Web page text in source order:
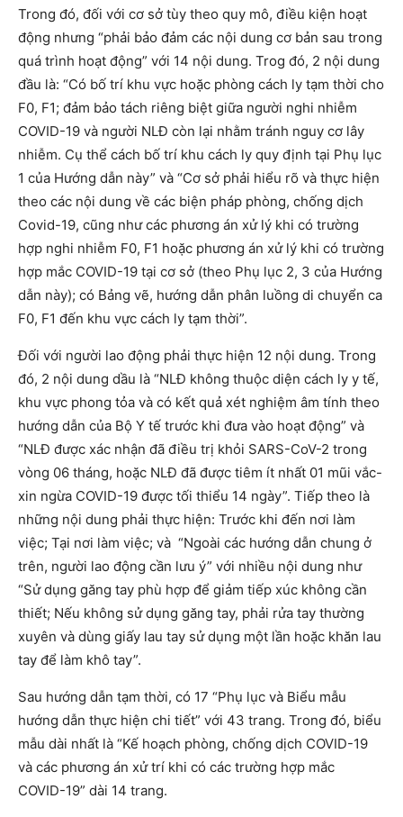
Trong đó, đối với cơ sở tùy theo quy mô, điều kiện hoạt
động nhưng “phải bảo đảm các nội dung cơ bản sau trong
quá trình hoạt động” với 14 nội dung. Trog đó, 2 nội dung
đầu là: “Có bố trí khu vực hoặc phòng cách ly tạm thời cho
F0, F1; đảm bảo tách riêng biệt giữa người nghi nhiễm
COVID-19 và người NLĐ còn lại nhằm tránh nguy cơ lây
nhiễm. Cụ thể cách bố trí khu cách ly quy định tại Phụ lục
1 của Hướng dẫn này” và “Cơ sở phải hiểu rõ và thực hiện
theo các nội dung về các biện pháp phòng, chống dịch
Covid-19, cũng như các phương án xử lý khi có trường
hợp nghi nhiễm F0, F1 hoặc phương án xử lý khi có trường
hợp mắc COVID-19 tại cơ sở (theo Phụ lục 2, 3 của Hướng
dẫn này); có Bảng vẽ, hướng dẫn phân luồng di chuyển ca
F0, F1 đến khu vực cách ly tạm thời”.
Đối với người lao động phải thực hiện 12 nội dung. Trong
đó, 2 nội dung dầu là “NLĐ không thuộc diện cách ly y tế,
khu vực phong tỏa và có kết quả xét nghiệm âm tính theo
hướng dẫn của Bộ Y tế trước khi đưa vào hoạt động” và
“NLĐ được xác nhận đã điều trị khỏi SARS-CoV-2 trong
vòng 06 tháng, hoặc NLĐ đã được tiêm ít nhất 01 mũi vắc-
xin ngừa COVID-19 được tối thiểu 14 ngày”. Tiếp theo là
những nội dung phải thực hiện: Trước khi đến nơi làm
việc; Tại nơi làm việc; và “Ngoài các hướng dẫn chung ở
trên, người lao động cần lưu ý” với nhiều nội dung như
“Sử dụng găng tay phù hợp để giảm tiếp xúc không cần
thiết; Nếu không sử dụng găng tay, phải rửa tay thường
xuyên và dùng giấy lau tay sử dụng một lần hoặc khăn lau
tay để làm khô tay”.
Sau hướng dẫn tạm thời, có 17 “Phụ lục và Biểu mẫu
hướng dẫn thực hiện chi tiết” với 43 trang. Trong đó, biểu
mẫu dài nhất là “Kế hoạch phòng, chống dịch COVID-19
và các phương án xử trí khi có các trường hợp mắc
COVID-19” dài 14 trang.